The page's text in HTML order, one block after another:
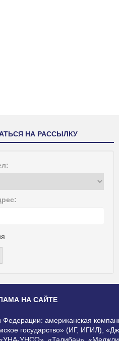
НА РАССЫЛКУ
НА САЙТЕ
Федерации: американская
государство» (ИГ, ИГИЛ),
УНСО», «Талибан»,